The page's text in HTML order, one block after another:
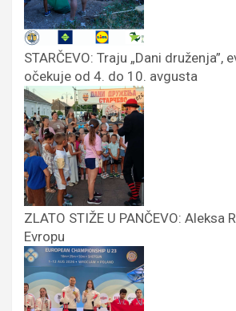
STARČEVO: Traju „Dani druženja”,
očekuje od 4. do 10. avgusta
ZLATO STIŽE U PANČEVO: Aleksa
Evropu